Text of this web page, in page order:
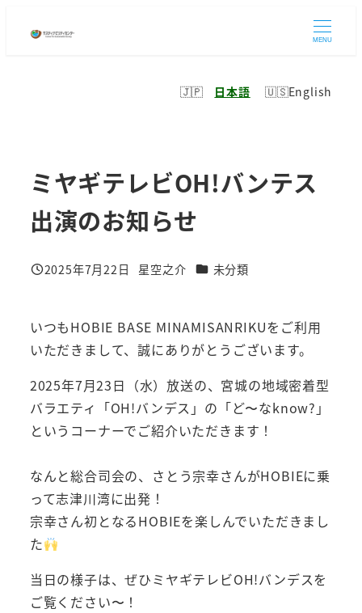
MENU
English
日本語
ミヤギテレビOH!バンテス
出演のお知らせ
投稿日
2025年7月22日
著
星空之介 カテゴリー
未分類
いつもHOBIE BASE MINAMISANRIKUをご利用
いただきまして、誠にありがとうございます。
2025年7月23日（水）放送の、宮城の地域密着型
バラエティ「OH!バンデス」の「ど〜なknow?」
というコーナーでご紹介いただきます！
なんと総合司会の、さとう宗幸さんがHOBIEに乗
って志津川湾に出発！
宗幸さん初となるHOBIEを楽しんでいただきまし
た
当日の様子は、ぜひミヤギテレビOH!バンデスを
ご覧ください〜！